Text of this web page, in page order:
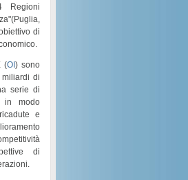
Regioni
(Puglia,
di
.
(OI) sono
di
serie di
in modo
e
di